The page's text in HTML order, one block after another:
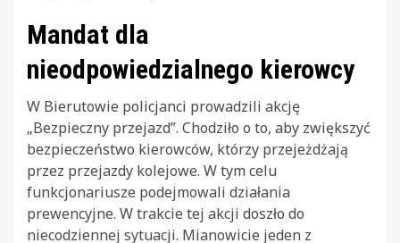
Mandat dla
nieodpowiedzialnego kierowcy
W Bierutowie policjanci prowadzili akcję
„Bezpieczny przejazd”. Chodziło o to, aby zwiększyć
bezpieczeństwo kierowców, którzy przejeżdżają
przez przejazdy kolejowe. W tym celu
funkcjonariusze podejmowali działania
prewencyjne. W trakcie tej akcji doszło do
niecodziennej sytuacji. Mianowicie jeden z